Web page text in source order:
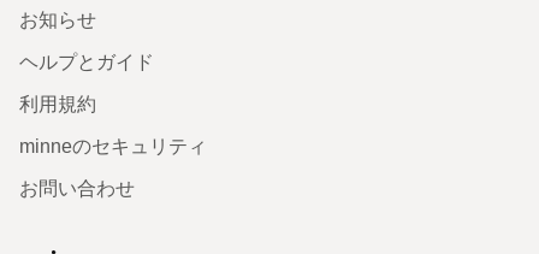
お知らせ
ヘルプとガイド
利用規約
minneのセキュリティ
お問い合わせ